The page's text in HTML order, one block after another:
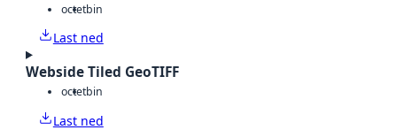
octetbin
Last ned
Webside Tiled GeoTIFF
octetbin
Last ned